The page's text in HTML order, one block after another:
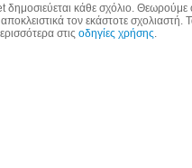
κάθε σχόλιο. Θεωρούμε
τον εκάστοτε
στιςοδηγίες χρήσης